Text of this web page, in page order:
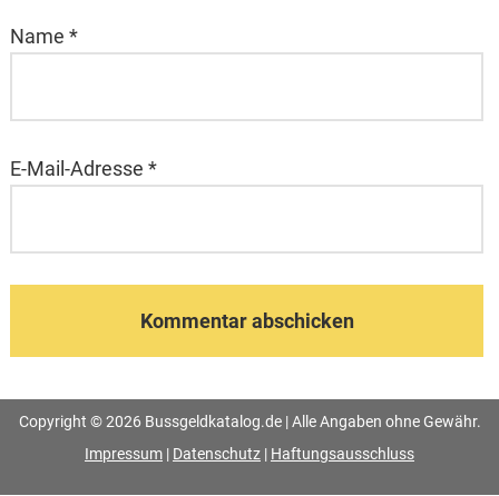
Name *
E-Mail-Adresse *
Copyright © 2026 Bussgeldkatalog.de | Alle Angaben ohne Gewähr.
Impressum | Datenschutz | Haftungsausschluss